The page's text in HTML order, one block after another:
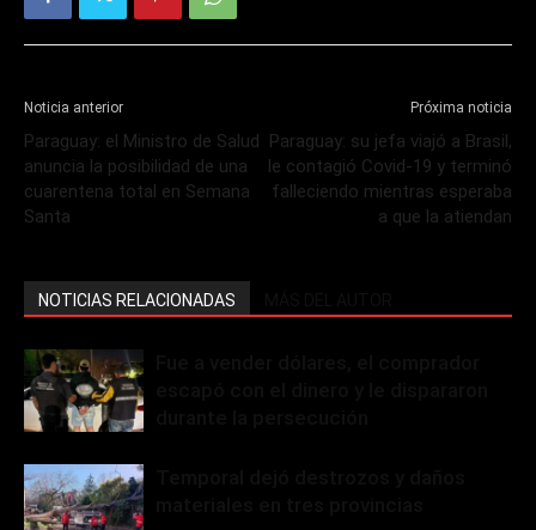
Noticia anterior
Paraguay: el Ministro de Salud
anuncia la posibilidad de una
cuarentena total en Semana
Santa
Próxima noticia
Paraguay: su jefa viajó a Brasil,
le contagió Covid-19 y terminó
falleciendo mientras esperaba
a que la atiendan
NOTICIAS RELACIONADAS